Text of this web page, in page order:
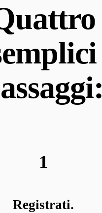
1
Registrati.